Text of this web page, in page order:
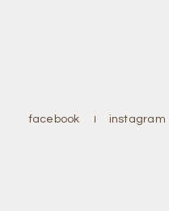
CONTACT
facebook facebook
instagram